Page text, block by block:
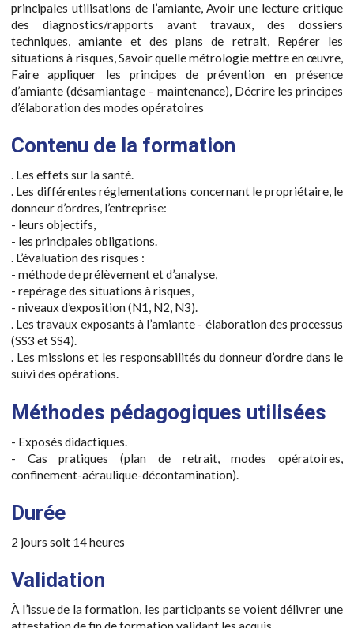
principales utilisations de l’amiante, Avoir une lecture critique
des diagnostics/rapports avant travaux, des dossiers
techniques, amiante et des plans de retrait, Repérer les
situations à risques, Savoir quelle métrologie mettre en œuvre,
Faire appliquer les principes de prévention en présence
d’amiante (désamiantage – maintenance), Décrire les principes
d’élaboration des modes opératoires
Contenu de la formation
. Les effets sur la santé.
. Les différentes réglementations concernant le propriétaire, le
donneur d’ordres, l’entreprise:
- leurs objectifs,
- les principales obligations.
. L’évaluation des risques :
- méthode de prélèvement et d’analyse,
- repérage des situations à risques,
- niveaux d’exposition (N1, N2, N3).
. Les travaux exposants à l’amiante - élaboration des processus
(SS3 et SS4).
. Les missions et les responsabilités du donneur d’ordre dans le
suivi des opérations.
Méthodes pédagogiques utilisées
- Exposés didactiques.
- Cas pratiques (plan de retrait, modes opératoires,
confinement-aéraulique-décontamination).
Durée
2 jours soit 14 heures
Validation
À l’issue de la formation, les participants se voient délivrer une